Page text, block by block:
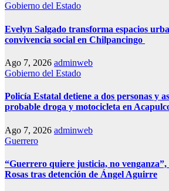
Gobierno del Estado
Evelyn Salgado transforma espacios
convivencia social en Chilpancingo
Ago 7, 2026 adminweb
Gobierno del Estado
Policía Estatal detiene a dos personas y
probable droga y motocicleta en
Ago 7, 2026 adminweb
Guerrero
“Guerrero quiere justicia, no
Rosas tras detención de Ángel Aguirre